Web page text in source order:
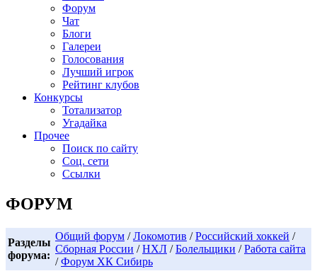
Форум
Чат
Блоги
Галереи
Голосования
Лучший игрок
Рейтинг клубов
Конкурсы
Тотализатор
Угадайка
Прочее
Поиск по сайту
Соц. сети
Ссылки
ФОРУМ
Разделы
форума:
Общий форум /Локомотив /Российский хоккей /
Сборная России /НХЛ /Болельщики /Работа сайта
/Форум ХК Сибирь